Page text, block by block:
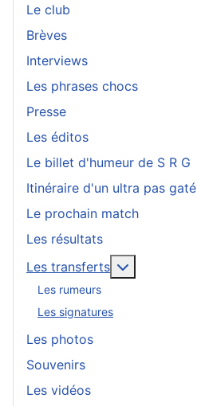
Le club
Brèves
Interviews
Les phrases chocs
Presse
Les éditos
Le billet d'humeur de S R G
Itinéraire d'un ultra pas gaté
Le prochain match
Les résultats
Les transferts
Les rumeurs
Les signatures
Les photos
Souvenirs
Les vidéos